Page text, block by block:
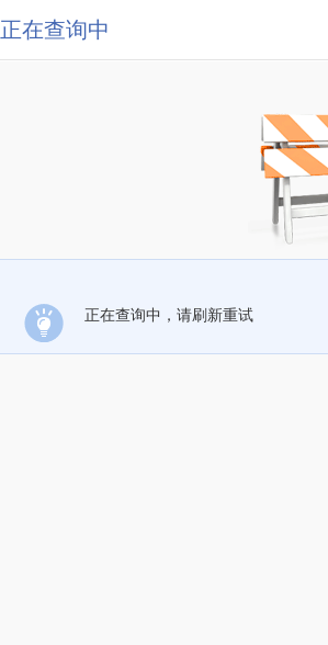
正在查询中
正在查询中，请刷新重试